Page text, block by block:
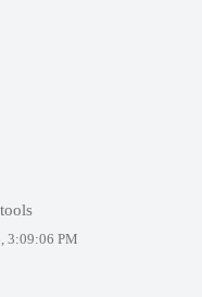
3:09:06 PM